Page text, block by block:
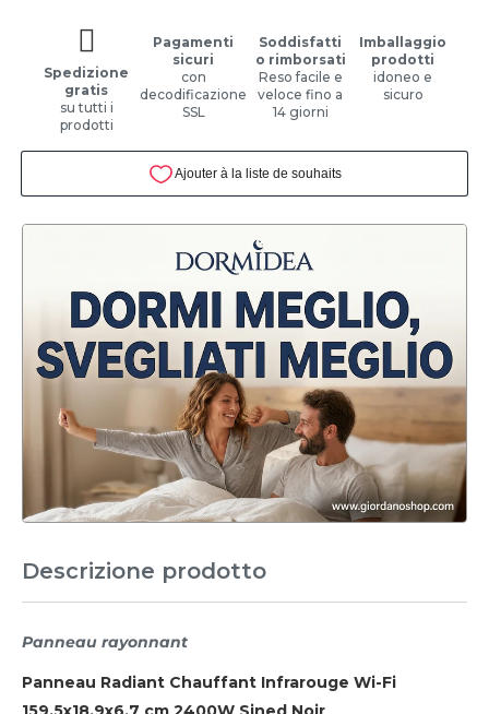
Spedizione
gratis
su tutti i
prodotti
Pagamenti
sicuri
con
decodificazione
SSL
Soddisfatti
o rimborsati
Reso facile e
veloce fino a
14 giorni
Imballaggio
prodotti
idoneo e
sicuro
Descrizione prodotto
Panneau rayonnant
Panneau Radiant Chauffant Infrarouge Wi-Fi